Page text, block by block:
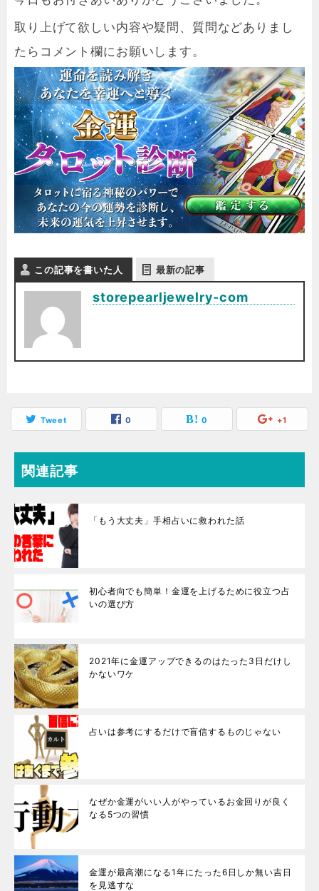
取り上げて欲しい内容や疑問、質問などありまし
たらコメント欄にお願いします。
この記事を書いた人 最新の記事
storepearljewelry-com
Tweet 0 0 +1
関連記事
「もう大丈夫」手相占いに救われた話
初心者向でも簡単！金運を上げるために役立つ占
いの選び方
2021年に金運アップできるのはたった3日だけし
かないワケ
占いは参考にするだけで盲信するものじゃない
なぜか金運がいい人がやっているお金回りが良く
なる5つの習慣
金運が最高潮になる1年にたった6日しか無い吉日
を見逃すな